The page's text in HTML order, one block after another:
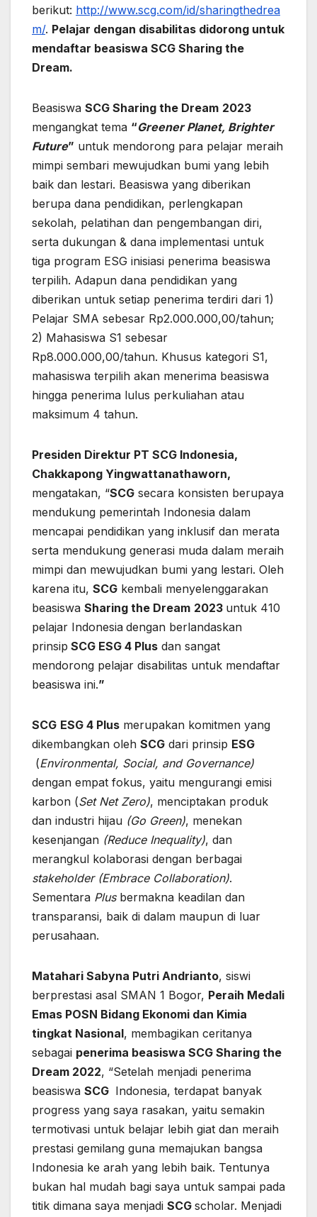
berikut: http://www.scg.com/id/sharingthedrea
m/. Pelajar dengan disabilitas didorong untuk
mendaftar beasiswa SCG Sharing the
Dream.
Beasiswa SCG Sharing the Dream 2023
mengangkat tema “Greener Planet, Brighter
Future” untuk mendorong para pelajar meraih
mimpi sembari mewujudkan bumi yang lebih
baik dan lestari. Beasiswa yang diberikan
berupa dana pendidikan, perlengkapan
sekolah, pelatihan dan pengembangan diri,
serta dukungan & dana implementasi untuk
tiga program ESG inisiasi penerima beasiswa
terpilih. Adapun dana pendidikan yang
diberikan untuk setiap penerima terdiri dari 1)
Pelajar SMA sebesar Rp2.000.000,00/tahun;
2) Mahasiswa S1 sebesar
Rp8.000.000,00/tahun. Khusus kategori S1,
mahasiswa terpilih akan menerima beasiswa
hingga penerima lulus perkuliahan atau
maksimum 4 tahun.
Presiden Direktur PT SCG Indonesia,
Chakkapong Yingwattanathaworn,
mengatakan, “SCG secara konsisten berupaya
mendukung pemerintah Indonesia dalam
mencapai pendidikan yang inklusif dan merata
serta mendukung generasi muda dalam meraih
mimpi dan mewujudkan bumi yang lestari. Oleh
karena itu, SCG kembali menyelenggarakan
beasiswa Sharing the Dream 2023 untuk 410
pelajar Indonesia dengan berlandaskan
prinsip SCG ESG 4 Plus dan sangat
mendorong pelajar disabilitas untuk mendaftar
beasiswa ini.”
SCG ESG 4 Plus merupakan komitmen yang
dikembangkan oleh SCG dari prinsip ESG
(Environmental, Social, and Governance)
dengan empat fokus, yaitu mengurangi emisi
karbon (Set Net Zero), menciptakan produk
dan industri hijau (Go Green), menekan
kesenjangan (Reduce Inequality), dan
merangkul kolaborasi dengan berbagai
stakeholder (Embrace Collaboration).
Sementara Plusbermakna keadilan dan
transparansi, baik di dalam maupun di luar
perusahaan.
Matahari Sabyna Putri Andrianto, siswi
berprestasi asal SMAN 1 Bogor, Peraih Medali
Emas POSN Bidang Ekonomi dan Kimia
tingkat Nasional, membagikan ceritanya
sebagai penerima beasiswa SCG Sharing the
Dream 2022, “Setelah menjadi penerima
beasiswa SCG Indonesia, terdapat banyak
progress yang saya rasakan, yaitu semakin
termotivasi untuk belajar lebih giat dan meraih
prestasi gemilang guna memajukan bangsa
Indonesia ke arah yang lebih baik. Tentunya
bukan hal mudah bagi saya untuk sampai pada
titik dimana saya menjadi SCG scholar. Menjadi